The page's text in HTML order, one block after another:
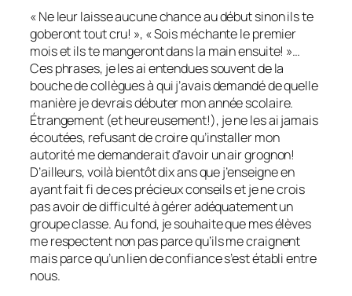
« Ne leur laisse aucune chance au début sinon ils te
goberont tout cru! », « Sois méchante le premier
mois et ils te mangeront dans la main ensuite! »…
Ces phrases, je les ai entendues souvent de la
bouche de collègues à qui j’avais demandé de quelle
manière je devrais débuter mon année scolaire.
Étrangement (et heureusement!), je ne les ai jamais
écoutées, refusant de croire qu’installer mon
autorité me demanderait d’avoir un air grognon!
D’ailleurs, voilà bientôt dix ans que j’enseigne en
ayant fait fi de ces précieux conseils et je ne crois
pas avoir de difficulté à gérer adéquatement un
groupe classe. Au fond, je souhaite que mes élèves
me respectent non pas parce qu’ils me craignent
mais parce qu’un lien de confiance s’est établi entre
nous.